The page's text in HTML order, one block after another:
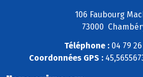
106 Faubourg
73000
Téléphone :04 79
Coordonnées GPS :